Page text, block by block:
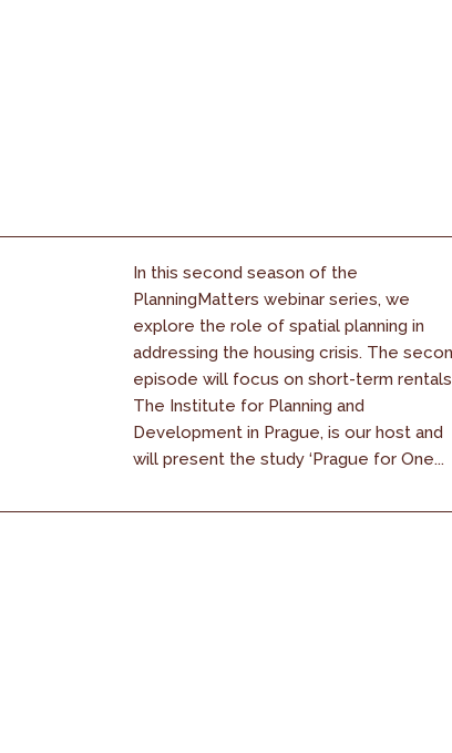
In this second season of the
PlanningMatters webinar series, we
explore the role of spatial planning in
addressing the housing crisis. The
episode will focus on short-term
The Institute for Planning and
Development in Prague, is our host and
will present the study ‘Prague for One...